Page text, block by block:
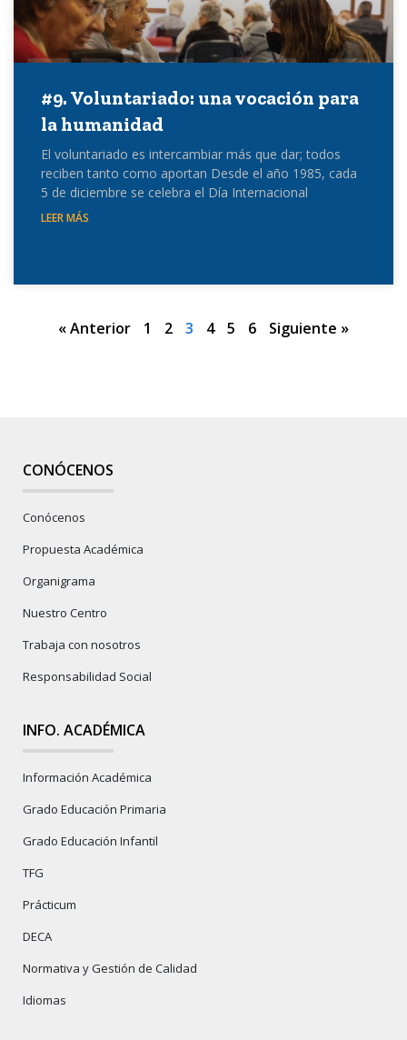
#9. Voluntariado: una vocación para
la humanidad
El voluntariado es intercambiar más que dar; todos
reciben tanto como aportan Desde el año 1985, cada
5 de diciembre se celebra el Día Internacional
LEER MÁS
« Anterior 1 2 3 4 5 6 Siguiente »
CONÓCENOS
Conócenos
Propuesta Académica
Organigrama
Nuestro Centro
Trabaja con nosotros
Responsabilidad Social
INFO. ACADÉMICA
Información Académica
Grado Educación Primaria
Grado Educación Infantil
TFG
Prácticum
DECA
Normativa y Gestión de Calidad
Idiomas